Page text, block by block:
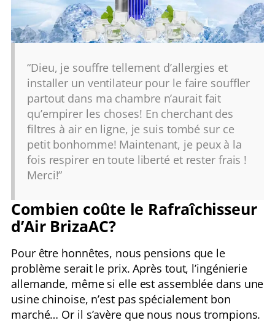
“Dieu, je souffre tellement d’allergies et
installer un ventilateur pour le faire souffler
partout dans ma chambre n’aurait fait
qu’empirer les choses! En cherchant des
filtres à air en ligne, je suis tombé sur ce
petit bonhomme! Maintenant, je peux à la
fois respirer en toute liberté et rester frais !
Merci!”
Combien coûte le Rafraîchisseur
d’Air BrizaAC?
Pour être honnêtes, nous pensions que le
problème serait le prix. Après tout, l’ingénierie
allemande, même si elle est assemblée dans une
usine chinoise, n’est pas spécialement bon
marché… Or il s’avère que nous nous trompions.